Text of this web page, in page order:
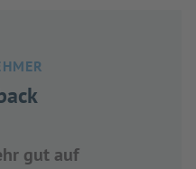
gut auf